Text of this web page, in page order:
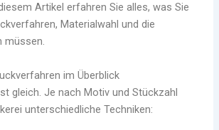
Artikel erfahren Sie alles, was Sie
Materialwahl und die
müssen.
im Überblick
gleich. Je nach Motiv und Stückzahl
unterschiedliche Techniken: